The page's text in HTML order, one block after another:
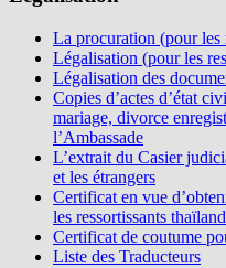
La procuration (pour les
Légalisation (pour les
Légalisation des
Copies d’actes d’état
mariage, divorce
l’Ambassade
L’extrait du Casier
et les étrangers
Certificat en vue
les ressortissants
Certificat de coutume
Liste des Traducteurs